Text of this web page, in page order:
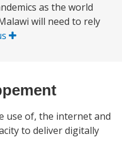
as the world
will need to rely
use of, the internet and
to deliver digitally